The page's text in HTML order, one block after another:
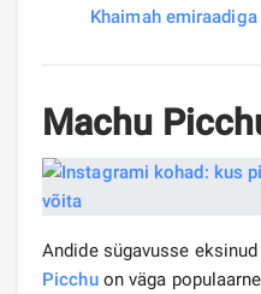
Khaimah
Machu
Andide sügavusse
Picchuon väga